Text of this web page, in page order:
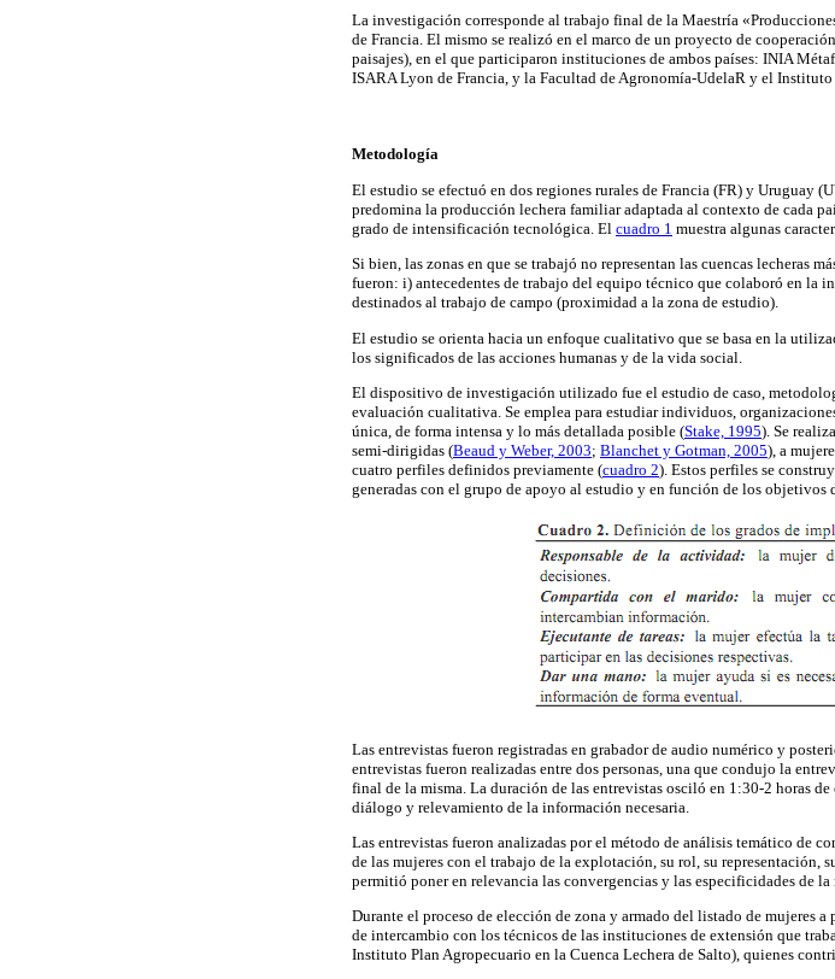
La investigación corresponde al trabajo final de la Maestría
de Francia. El mismo se realizó en el marco de un proyecto de
paisajes), en el que participaron instituciones de ambos países: INIA
ISARA Lyon de Francia, y la Facultad de Agronomía-UdelaR y el
Metodología
El estudio se efectuó en dos regiones rurales de Francia (FR) y Uruguay
predomina la producción lechera familiar adaptada al contexto de cada
grado de intensificación tecnológica. El cuadro 1 muestra algunas
Si bien, las zonas en que se trabajó no representan las cuencas lecheras
fueron: i) antecedentes de trabajo del equipo técnico que colaboró en la
destinados al trabajo de campo (proximidad a la zona de estudio).
El estudio se orienta hacia un enfoque cualitativo que se basa en la
los significados de las acciones humanas y de la vida social.
El dispositivo de investigación utilizado fue el estudio de caso,
evaluación cualitativa. Se emplea para estudiar individuos,
única, de forma intensa y lo más detallada posible (Stake, 1995). Se
semi-dirigidas (Beaud y Weber, 2003; Blanchet y Gotman, 2005), a
cuatro perfiles definidos previamente (cuadro 2). Estos perfiles se
generadas con el grupo de apoyo al estudio y en función de los objetivos
Las entrevistas fueron registradas en grabador de audio numérico y
entrevistas fueron realizadas entre dos personas, una que condujo la
final de la misma. La duración de las entrevistas osciló en 1:30-2 horas
diálogo y relevamiento de la información necesaria.
Las entrevistas fueron analizadas por el método de análisis temático de
de las mujeres con el trabajo de la explotación, su rol, su representación,
permitió poner en relevancia las convergencias y las especificidades de
Durante el proceso de elección de zona y armado del listado de mujeres
de intercambio con los técnicos de las instituciones de extensión que
Instituto Plan Agropecuario en la Cuenca Lechera de Salto), quienes